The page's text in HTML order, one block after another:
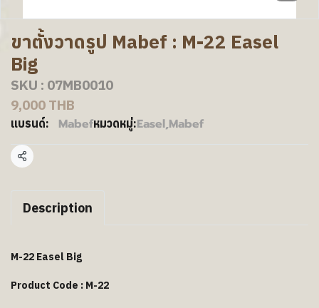
ขาตั้งวาดรูป Mabef : M-22 Easel
Big
SKU : 07MB0010
9,000 THB
แบรนด์: Mabefหมวดหมู่:Easel,Mabef
แชร์
Description
M-22 Easel Big
Product Code : M-22